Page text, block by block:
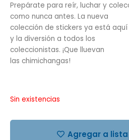
Prepárate para reír, luchar y
como nunca antes. La nueva
colección de stickers ya está
y la diversión a todos los
coleccionistas. ¡Que lluevan
las chimichangas!
Sin existencias
Agregar a